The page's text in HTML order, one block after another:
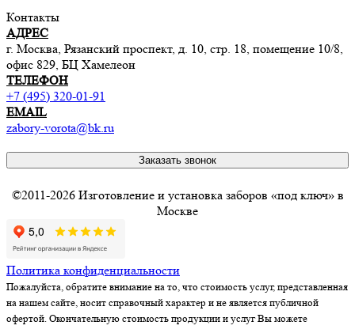
Контакты
АДРЕС
г. Москва, Рязанский проспект, д. 10, стр. 18, помещение 10/8,
офис 829, БЦ Хамелеон
ТЕЛЕФОН
+7 (495) 320-01-91
EMAIL
zabory-vorota@bk.ru
Заказать звонок
©2011-2026 Изготовление и установка заборов «под ключ» в
Москве
Политика конфиденциальности
Пожалуйста, обратите внимание на то, что стоимость услуг, представленная
на нашем сайте, носит справочный характер и не является публичной
офертой. Окончательную стоимость продукции и услуг Вы можете